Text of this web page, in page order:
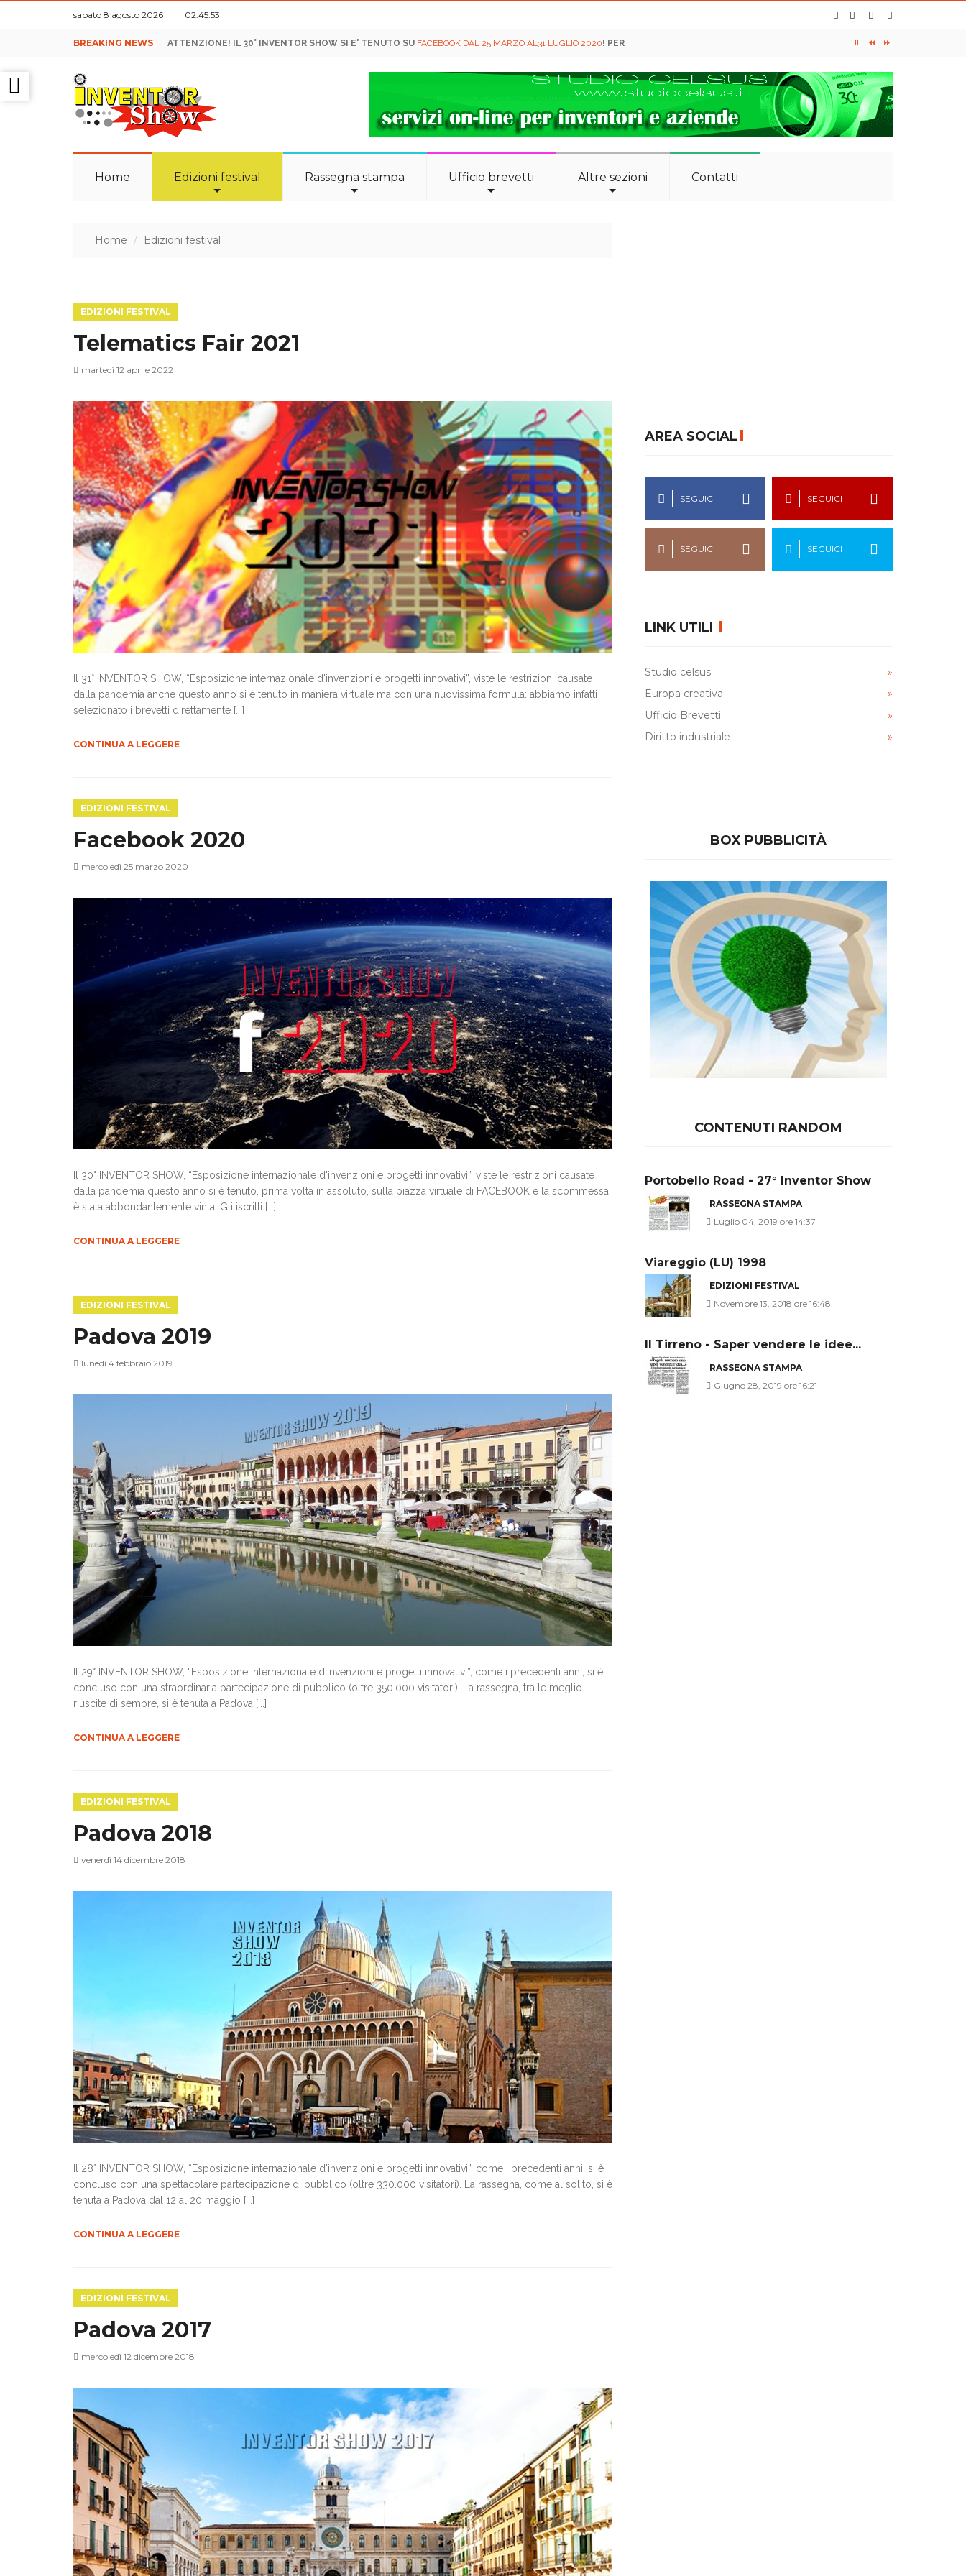
sabato 8 agosto 2026 02:45:55
BREAKING NEWS ATTENZIONE! IL 30° INVENTOR SHOW SI E' TENUTO SU FACEBOOK DAL 25 MARZO AL31 LUGLIO 2020! PER INFO: 0587 734105 - 349 7420601
Home Edizioni festival Rassegna stampa Ufficio brevetti Altre sezioni Contatti
Home Edizioni festival
EDIZIONI FESTIVAL
Telematics Fair 2021
martedì 12 aprile 2022
Il 31° INVENTOR SHOW, “Esposizione internazionale d'invenzioni e progetti innovativi”, viste le restrizioni causate
dalla pandemia anche questo anno si è tenuto in maniera virtuale ma con una nuovissima formula: abbiamo infatti
selezionato i brevetti direttamente [...]
CONTINUA A LEGGERE
EDIZIONI FESTIVAL
Facebook 2020
mercoledì 25 marzo 2020
Il 30° INVENTOR SHOW, “Esposizione internazionale d'invenzioni e progetti innovativi”, viste le restrizioni causate
dalla pandemia questo anno si è tenuto, prima volta in assoluto, sulla piazza virtuale di FACEBOOK e la scommessa
è stata abbondantemente vinta! Gli iscritti [...]
CONTINUA A LEGGERE
EDIZIONI FESTIVAL
Padova 2019
lunedì 4 febbraio 2019
Il 29° INVENTOR SHOW, “Esposizione internazionale d'invenzioni e progetti innovativi”, come i precedenti anni, si è
concluso con una straordinaria partecipazione di pubblico (oltre 350.000 visitatori). La rassegna, tra le meglio
riuscite di sempre, si è tenuta a Padova [...]
CONTINUA A LEGGERE
EDIZIONI FESTIVAL
Padova 2018
venerdì 14 dicembre 2018
Il 28° INVENTOR SHOW, “Esposizione internazionale d'invenzioni e progetti innovativi”, come i precedenti anni, si è
concluso con una spettacolare partecipazione di pubblico (oltre 330.000 visitatori). La rassegna, come al solito, si è
tenuta a Padova dal 12 al 20 maggio [...]
CONTINUA A LEGGERE
EDIZIONI FESTIVAL
Padova 2017
mercoledì 12 dicembre 2018
AREA SOCIAL
SEGUICI SEGUICI
SEGUICI SEGUICI
LINK UTILI
Studio celsus
Europa creativa
Ufficio Brevetti
Diritto industriale
BOX PUBBLICITÀ
CONTENUTI RANDOM
Portobello Road - 27° Inventor Show
RASSEGNA STAMPA
Luglio 04, 2019 ore 14:37
Viareggio (LU) 1998
EDIZIONI FESTIVAL
Novembre 13, 2018 ore 16:48
Il Tirreno - Saper vendere le idee...
RASSEGNA STAMPA
Giugno 28, 2019 ore 16:21